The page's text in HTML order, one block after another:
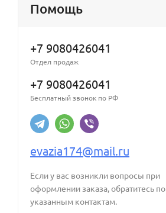
Помощь
+7 9080426041
Отдел продаж
+7 9080426041
Бесплатный звонок по РФ
evazia174@mail.ru
Если у вас возникли вопросы при
оформлении заказа, обратитесь по
указанным контактам.